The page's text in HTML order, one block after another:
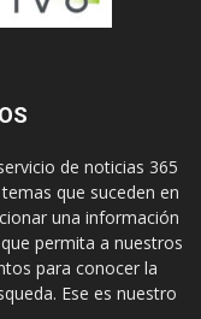
de noticias 365
que suceden en
una información
permita a nuestros
para conocer la
Ese es nuestro